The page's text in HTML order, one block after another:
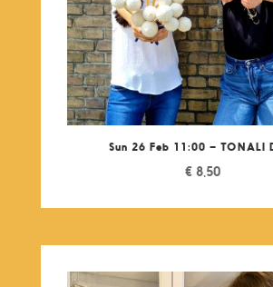
Sun 26 Feb 11:00 – TONALI
€ 8,50